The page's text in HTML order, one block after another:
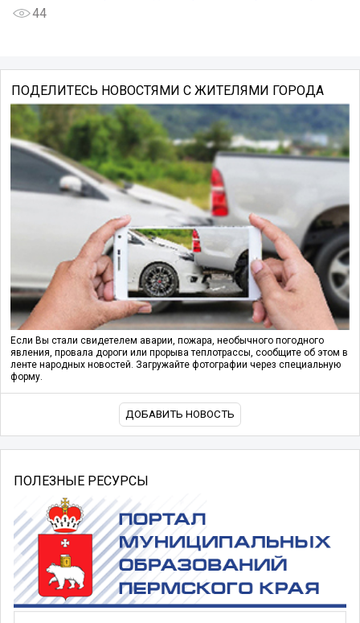
44
ПОДЕЛИТЕСЬ НОВОСТЯМИ С ЖИТЕЛЯМИ ГОРОДА
Если Вы стали свидетелем аварии, пожара, необычного погодного
явления, провала дороги или прорыва теплотрассы, сообщите об этом в
ленте народных новостей. Загружайте фотографии через специальную
форму.
ДОБАВИТЬ НОВОСТЬ
ПОЛЕЗНЫЕ РЕСУРСЫ